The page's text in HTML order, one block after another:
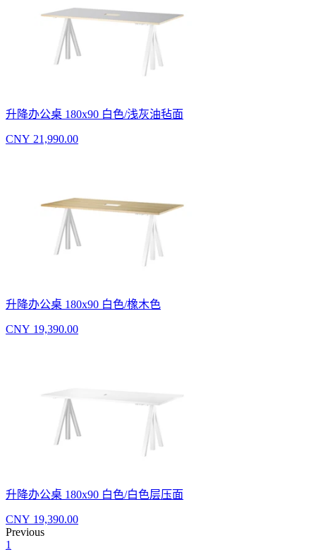
升降办公桌 180x90 白色/浅灰油毡面
CNY 21,990.00
升降办公桌 180x90 白色/橡木色
CNY 19,390.00
升降办公桌 180x90 白色/白色层压面
CNY 19,390.00
Previous
1